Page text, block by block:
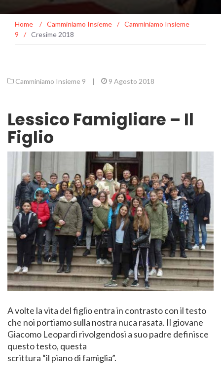
Home / Camminiamo Insieme / Camminiamo Insieme
9
/ Cresime 2018
Camminiamo Insieme 9 | 9 Agosto 2018
Lessico Famigliare – Il
Figlio
A volte la vita del figlio entra in contrasto con il testo
che noi portiamo sulla nostra nuca rasata. Il giovane
Giacomo Leopardi rivolgendosi a suo padre definisce
questo testo, questa
scrittura “il piano di famiglia”.